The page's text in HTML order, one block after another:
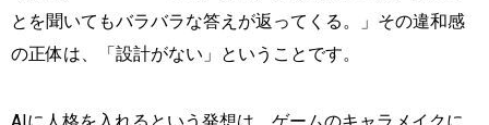
とを聞いてもバラバラな答えが返ってくる。」その違和感
の正体は、「設計がない」ということです。
AIに人格を入れるという発想は、ゲームのキャラメイクに